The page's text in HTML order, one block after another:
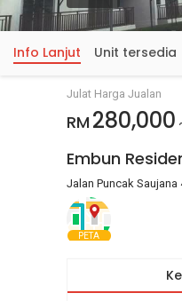
Info Lanjut Unit tersedia
Julat Harga Jualan
RM 280,000
Embun
Jalan Puncak
PETA